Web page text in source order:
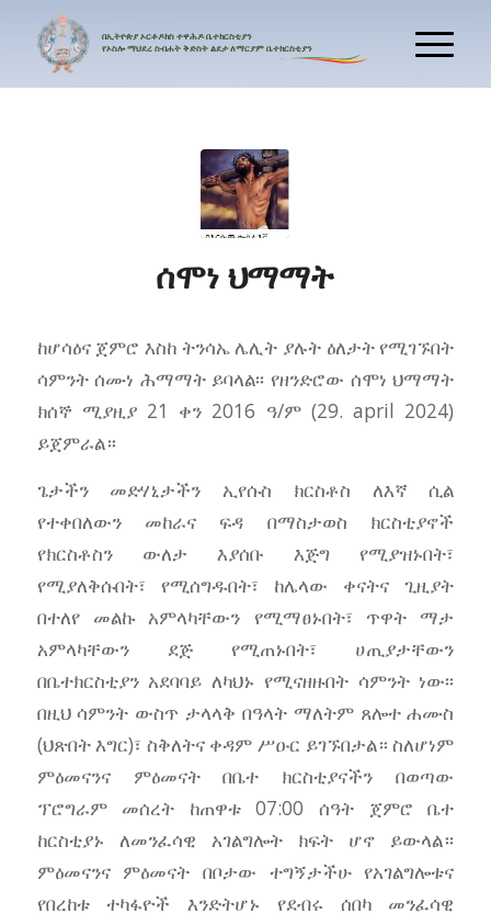
በኢትዮጵያ ኦርቶዶክስ ተዋሕዶቤተክርስቲያን
የኦስሎማህደረ ስብሐት ቅድስት ልደታለማርያም ቤተክርስቲያን
ሰሞነ ህማማት
ከሆሳዕና ጀምሮ እስከ ትንሳኤ ሌሊት ያሉት ዕለታት የሚገኙበት
ሳምንት ሰሙነ ሕማማት ይባላል፡፡ የዘንድሮው ሰሞነ ህማማት
ክሰኞ ሚያዚያ 21 ቀን 2016 ዓ/ም (29. april 2024)
ይጀምራል።
ጌታችን መድሃኒታችን ኢየሱስ ክርስቶስ ለእኛ ሲል
የተቀበለውን መከራና ፍዳ በማስታወስ ክርስቲያኖች
የክርስቶስን ውለታ እያሰቡ እጅግ የሚያዝኑበት፣
የሚያለቅሱበት፣ የሚሰግዱበት፣ ከሌላው ቀናትና ጊዚያት
በተለየ መልኩ አምላካቸውን የሚማፀኑበት፣ ጥዋት ማታ
አምላካቸውን ደጅ የሚጠኑበት፣ ሀጢያታቸውን
በቤተክርስቲያን አደባባይ ለካህኑ የሚናዘዙበት ሳምንት ነው፡፡
በዚህ ሳምንት ውስጥ ታላላቅ በዓላት ማለትም ጸሎተ ሐሙስ
(ህጽበት እግር)፣ ስቅለትና ቀዳም ሥዑር ይገኙበታል። ስለሆነም
ምዕመናንና ምዕመናት በቤተ ክርስቲያናችን በወጣው
ፕሮግራም መሰረት ከጠዋቱ 07:00 ሰዓት ጀምሮ ቤተ
ከርስቲያኑ ለመንፈሳዊ አገልግሎት ክፍት ሆኖ ይውላል።
ምዕመናንና ምዕመናት በቦታው ተግኝታችሁ የአገልግሎቱና
የበረከቱ ተካፋዮች እንድትሆኑ የደብሩ ሰበካ መንፈሳዊ